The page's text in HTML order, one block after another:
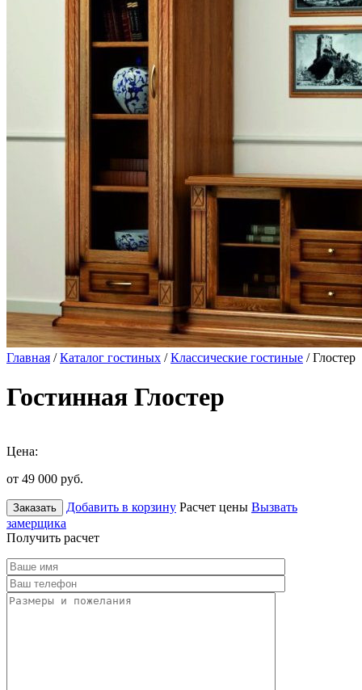
Главная /Каталог гостиных /Классические гостиные / Глостер
Гостинная Глостер
Цена:
от 49 000 руб.
Заказать Добавить в корзину Расчет цены Вызвать
замерщика
Получить расчет